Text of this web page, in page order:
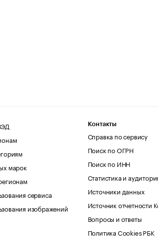
марок
сервиса
изображений
Контакты
Справка по сервису
Поиск по ОГРН
Поиск по ИНН
Статистика и
Источники данных
Источник отчетности
Вопросы и ответы
Политика Cookies РБК